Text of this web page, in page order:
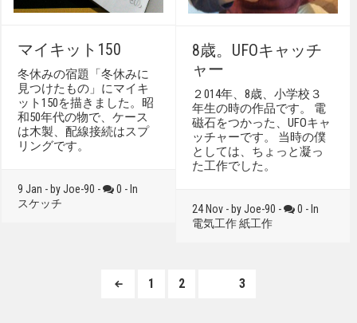
マイキット150
冬休みの宿題「冬休みに
見つけたもの」にマイキ
ット150を描きました。昭
和50年代の物で、ケース
は木製、配線接続はスプ
リングです。
9 Jan - by Joe-90 -
0 - In
スケッチ
8歳。UFOキャッチ
ャー
２014年、8歳、小学校３
年生の時の作品です。 電
磁石をつかった、UFOキャ
ッチャーです。 当時の僕
としては、ちょっと凝っ
た工作でした。
24 Nov - by Joe-90 -
0 - In
電気工作 紙工作
Page
1 Page
2 PAGE3